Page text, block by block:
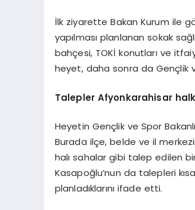
İlk ziyarette Bakan Kurum ile
yapılması planlanan sokak
bahçesi, TOKİ konutları ve
heyet, daha sonra da Gençlik
Talepler Afyonkarahisar
Heyetin Gençlik ve Spor
Burada ilçe, belde ve il
halı sahalar gibi talep edilen
Kasapoğlu’nun da talepleri
planladıklarını ifade etti.